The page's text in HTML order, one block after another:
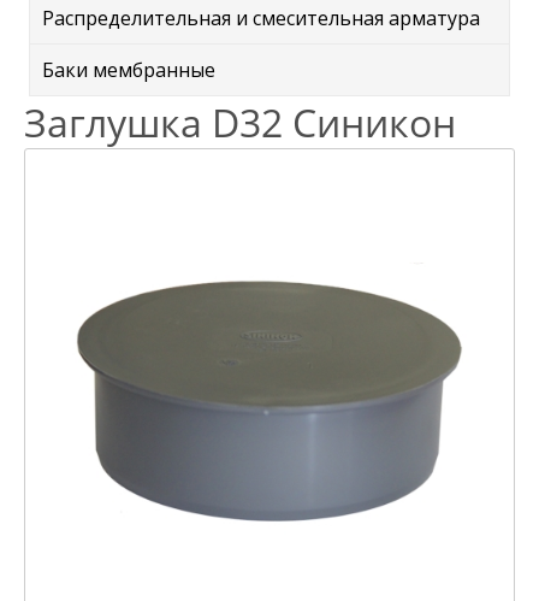
Распределительная и смесительная арматура
Баки мембранные
Заглушка D32 Синикон